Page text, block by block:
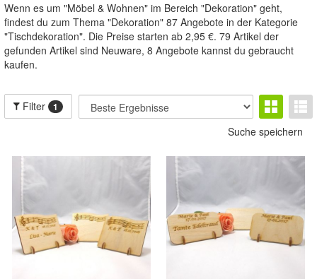
Wenn es um "Möbel & Wohnen" im Bereich "Dekoration" geht,
findest du zum Thema "Dekoration" 87 Angebote in der Kategorie
"Tischdekoration". Die Preise starten ab 2,95 €. 79 Artikel der
gefunden Artikel sind Neuware, 8 Angebote kannst du gebraucht
kaufen.
Filter 1
Suche speichern